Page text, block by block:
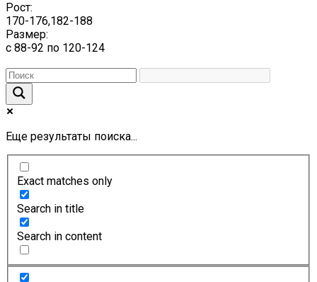
Рост:
170-176,182-188
Размер:
с 88-92 по 120-124
Еще результаты поиска...
Exact matches only
Search in title
Search in content